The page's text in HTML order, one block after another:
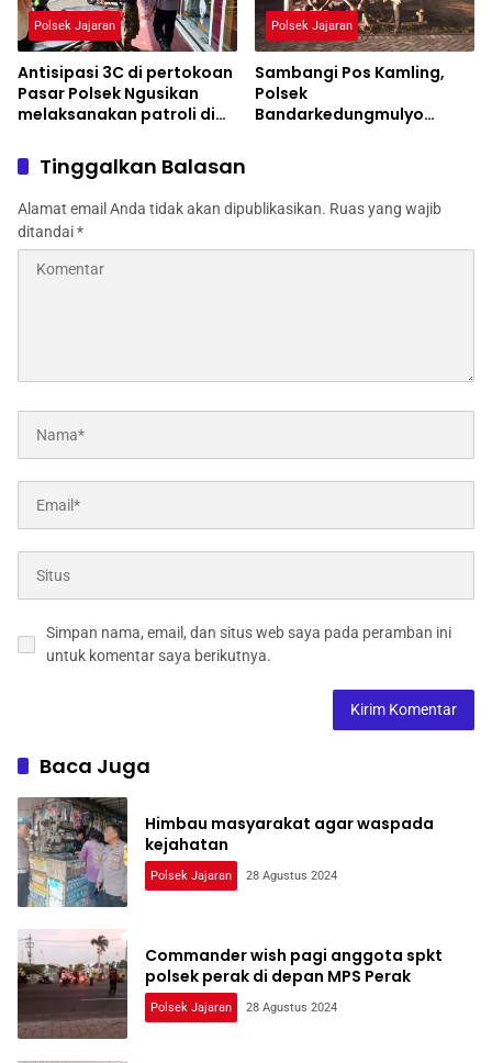
Polsek Jajaran
Antisipasi 3C di pertokoan
Pasar Polsek Ngusikan
melaksanakan patroli di
Polsek Jajaran
Sambangi Pos Kamling,
Polsek
Bandarkedungmulyo
Tinggalkan Balasan
Alamat email Anda tidak akan dipublikasikan. Ruas yang wajib
ditandai*
Simpan nama, email, dan situs web saya pada peramban ini
untuk komentar saya berikutnya.
Baca Juga
Himbau masyarakat agar waspada
kejahatan
Polsek Jajaran 28 Agustus 2024
Commander wish pagi anggota spkt
polsek perak di depan MPS Perak
Polsek Jajaran 28 Agustus 2024